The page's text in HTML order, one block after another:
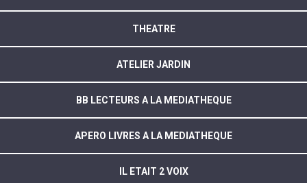
THEATRE
ATELIER JARDIN
BB LECTEURS A LA MEDIATHEQUE
APERO LIVRES A LA MEDIATHEQUE
IL ETAIT 2 VOIX